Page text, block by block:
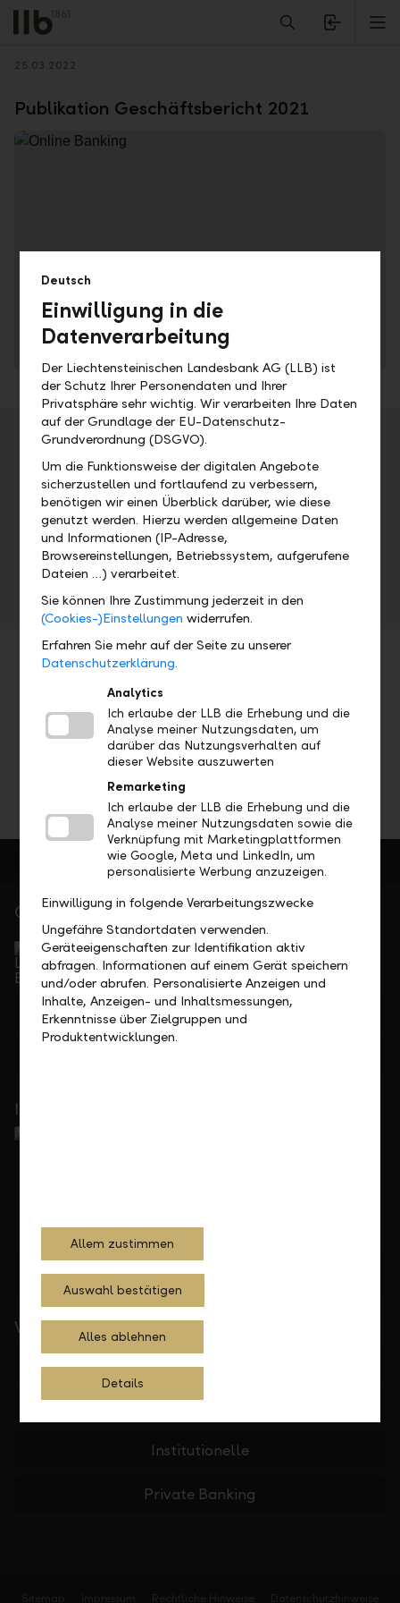
Alerts.Headline
Zurück
25.03.2022
Publikation Geschäftsbericht 2021
In unserem Online-Geschäftsbericht erhalten Sie
umfassenden Einblick in unsere Erfolgskennzahlen.
Zum Online-Geschäftsbericht
Veranstaltungsdetails
Adresse
Datum
Fr, 25.03.2022
Uhrzeit
7.00 Uhr
Teilen Drucken
Gerne für Sie da
Service Direkt
Telefonisch erreichbar von Montag bis Freitag, 08.00
bis 17.30 Uhr
+423 236 88 11
In Ihrer Nähe
Standorte finden
Wichtige Links
Private
Institutionelle
Private Banking
Deutsch
Einwilligung in die
Datenverarbeitung
Der Liechtensteinischen Landesbank AG (LLB) ist
der Schutz Ihrer Personendaten und Ihrer
Privatsphäre sehr wichtig. Wir verarbeiten Ihre Daten
auf der Grundlage der EU-Datenschutz-
Grundverordnung (DSGVO).
Um die Funktionsweise der digitalen Angebote
sicherzustellen und fortlaufend zu verbessern,
benötigen wir einen Überblick darüber, wie diese
genutzt werden. Hierzu werden allgemeine Daten
und Informationen (IP-Adresse,
Browsereinstellungen, Betriebssystem, aufgerufene
Dateien …) verarbeitet.
Sie können Ihre Zustimmung jederzeit in den
(Cookies-)Einstellungen widerrufen.
Erfahren Sie mehr auf der Seite zu unserer
Datenschutzerklärung.
Analytics
Ich erlaube der LLB die Erhebung und die
Analyse meiner Nutzungsdaten, um
darüber das Nutzungsverhalten auf
dieser Website auszuwerten
Remarketing
Ich erlaube der LLB die Erhebung und die
Analyse meiner Nutzungsdaten sowie die
Verknüpfung mit Marketingplattformen
wie Google, Meta und LinkedIn, um
personalisierte Werbung anzuzeigen.
Einwilligung in folgende Verarbeitungszwecke
Ungefähre Standortdaten verwenden.
Geräteeigenschaften zur Identifikation aktiv
abfragen. Informationen auf einem Gerät speichern
und/oder abrufen. Personalisierte Anzeigen und
Inhalte, Anzeigen- und Inhaltsmessungen,
Erkenntnisse über Zielgruppen und
Produktentwicklungen.
Allem zustimmen
Auswahl bestätigen
Alles ablehnen
Details